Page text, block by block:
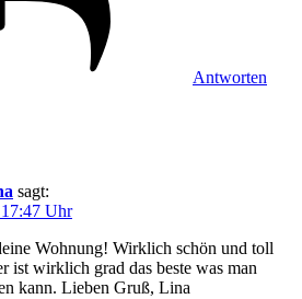
Antworten
sagt:
Uhr
Wohnung! Wirklich schön und toll
ist wirklich grad das beste was man
kann. Lieben Gruß, Lina